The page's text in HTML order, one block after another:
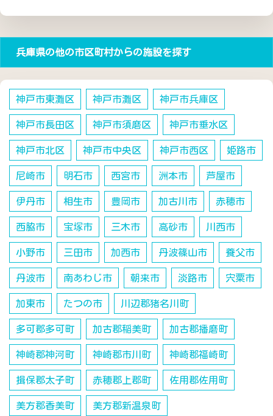
兵庫県の他の市区町村からの施設を探す
神戸市東灘区 神戸市灘区 神戸市兵庫区
神戸市長田区 神戸市須磨区 神戸市垂水区
神戸市北区 神戸市中央区 神戸市西区 姫路市
尼崎市 明石市 西宮市 洲本市 芦屋市
伊丹市 相生市 豊岡市 加古川市 赤穂市
西脇市 宝塚市 三木市 高砂市 川西市
小野市 三田市 加西市 丹波篠山市 養父市
丹波市 南あわじ市 朝来市 淡路市 宍粟市
加東市 たつの市 川辺郡猪名川町
多可郡多可町 加古郡稲美町 加古郡播磨町
神崎郡神河町 神崎郡市川町 神崎郡福崎町
揖保郡太子町 赤穂郡上郡町 佐用郡佐用町
美方郡香美町 美方郡新温泉町